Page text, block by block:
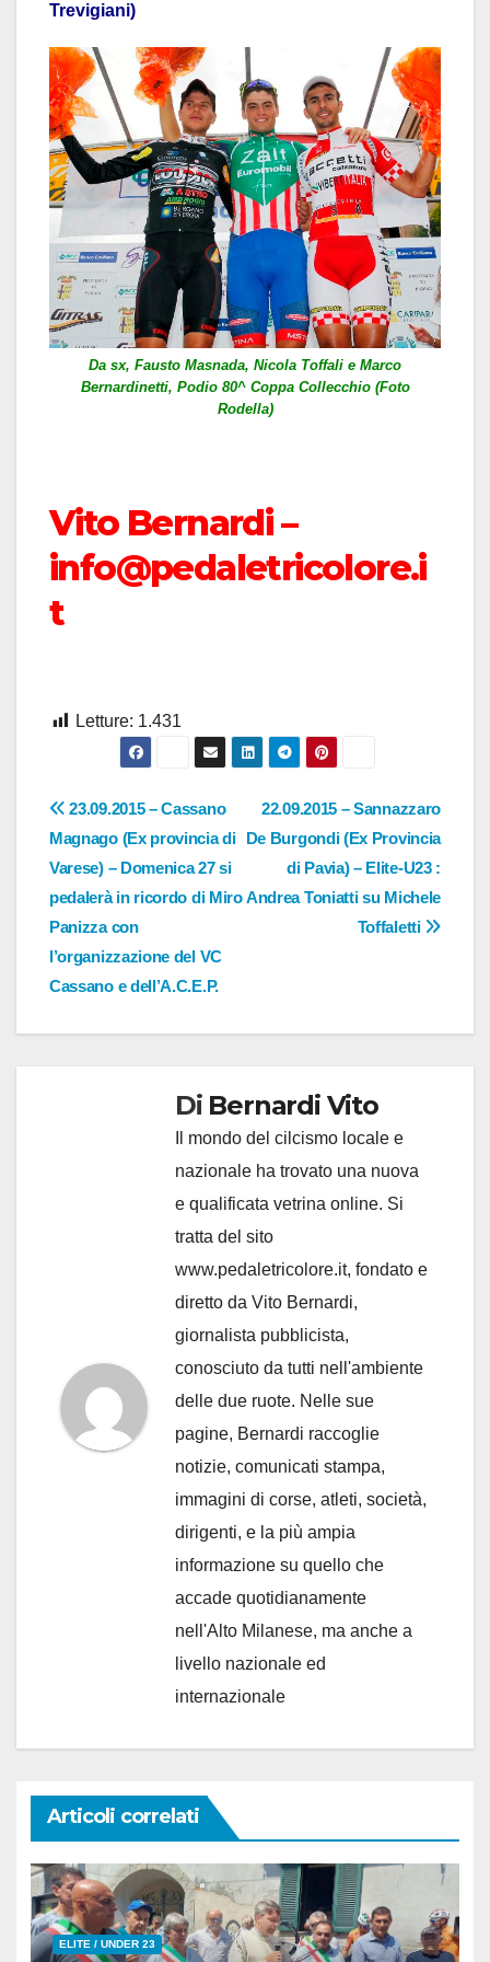
Trevigiani)
Da sx, Fausto Masnada, Nicola Toffali e Marco
Bernardinetti, Podio 80^ Coppa Collecchio (Foto
Rodella)
Vito Bernardi –
info@pedaletricolore.i
t
Letture: 1.431
Navigazione
articoli
22.09.2015 – Sannazzaro
De Burgondi (Ex Provincia
di Pavia) – Elite-U23 :
Andrea Toniatti su Michele
Toffaletti
23.09.2015 – Cassano
Magnago (Ex provincia di
Varese) – Domenica 27 si
pedalerà in ricordo di Miro
Panizza con
l’organizzazione del VC
Cassano e dell’A.C.E.P.
Di Bernardi Vito
Il mondo del cilcismo locale e
nazionale ha trovato una nuova
e qualificata vetrina online. Si
tratta del sito
www.pedaletricolore.it, fondato e
diretto da Vito Bernardi,
giornalista pubblicista,
conosciuto da tutti nell'ambiente
delle due ruote. Nelle sue
pagine, Bernardi raccoglie
notizie, comunicati stampa,
immagini di corse, atleti, società,
dirigenti, e la più ampia
informazione su quello che
accade quotidianamente
nell'Alto Milanese, ma anche a
livello nazionale ed
internazionale
Articoli correlati
ELITE / UNDER 23